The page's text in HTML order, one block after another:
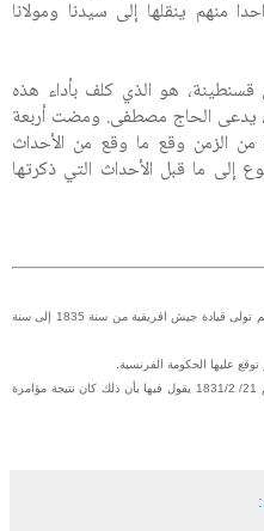
منهم ينقلها إلى سيدنا ومولانا
هو الذي كلف بأداء هذه
يدعى الحاج مصطفى. ومضت أربعة
الزمن وقع ما وقع من الأحداث
إلى ما قبل الأحداث التي ذكرتها
(10) - هو المارشال الذي يحكم الجزائر سنة 1830، ثم تولى قيادة جيش افريقية من سنة 1835 إلى سنة
(12) - كتب بارتوزين رسالة إلى المارشال سولت يوم 21/ 1831/2 يقول فيها بأن ذلك كان نتيجة مؤامرة